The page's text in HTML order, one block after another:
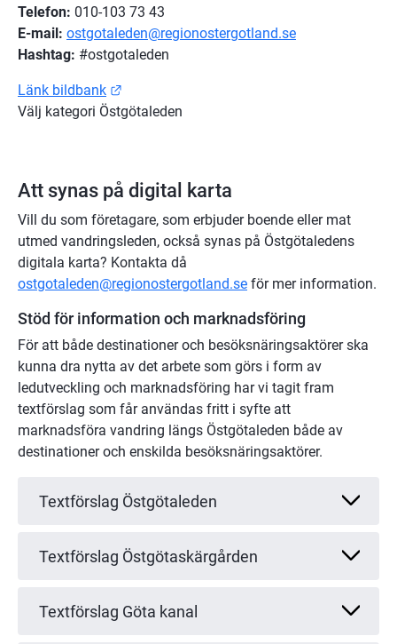
Telefon: 010-103 73 43
E-mail: ostgotaleden@regionostergotland.se
Hashtag: #ostgotaleden
Länk bildbank
Välj kategori Östgötaleden
Att synas på digital karta
Vill du som företagare, som erbjuder boende eller mat
utmed vandringsleden, också synas på Östgötaledens
ostgotaleden@regionostergotland.se för mer information.
Stöd för information och marknadsföring
För att både destinationer och besöksnäringsaktörer ska
kunna dra nytta av det arbete som görs i form av
ledutveckling och marknadsföring har vi tagit fram
textförslag som får användas fritt i syfte att
marknadsföra vandring längs Östgötaleden både av
destinationer och enskilda besöksnäringsaktörer.
Textförslag Östgötaleden
Textförslag Östgötaskärgården
Textförslag Göta kanal